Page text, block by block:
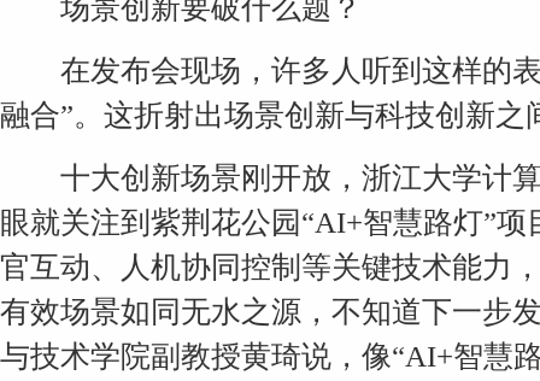
场景创新要破什么题？
在发布会现场，许多人听到这样的表
融合”。这折射出场景创新与科技创新之
十大创新场景刚开放，浙江大学计算
眼就关注到紫荆花公园“AI+智慧路灯”
官互动、人机协同控制等关键技术能力
有效场景如同无水之源，不知道下一步
与技术学院副教授黄琦说，像“AI+智慧